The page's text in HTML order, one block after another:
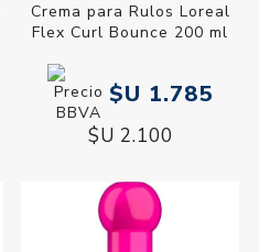
Crema para Rulos Loreal
Flex Curl Bounce 200 ml
$U 1.785
$U 2.100